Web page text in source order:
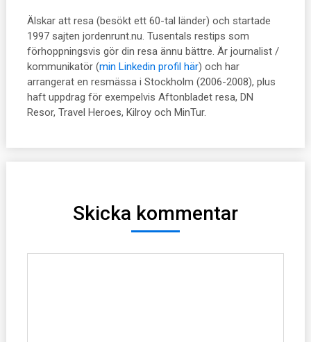
Älskar att resa (besökt ett 60-tal länder) och startade
1997 sajten jordenrunt.nu. Tusentals restips som
förhoppningsvis gör din resa ännu bättre. Är journalist /
kommunikatör (min Linkedin profil här) och har
arrangerat en resmässa i Stockholm (2006-2008), plus
haft uppdrag för exempelvis Aftonbladet resa, DN
Resor, Travel Heroes, Kilroy och MinTur.
Skicka kommentar